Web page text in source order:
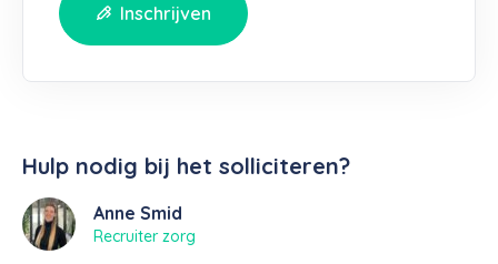
Inschrijven
Hulp nodig bij het solliciteren?
Anne Smid
Recruiter zorg